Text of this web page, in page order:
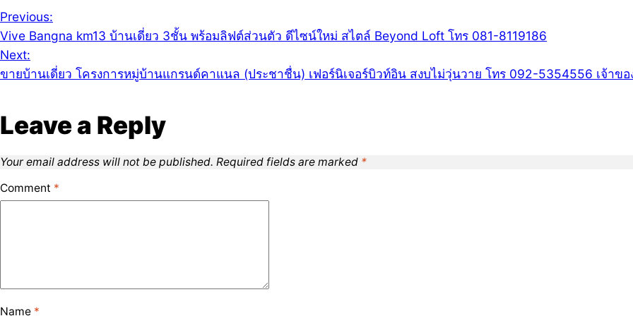
Previous:
Vive Bangna km13 บ้านเดี่ยว 3ชั้น พร้อมลิฟต์ส่วนตัว ดีไซน์ใหม่ สไตล์ Beyond Loft โทร 081-8119186
Next:
ขายบ้านเดี่ยว โครงการหมู่บ้านแกรนด์คาแนล (ประชาชื่น) เฟอร์นิเจอร์บิวท์อิน สงบไม่วุ่นวาย โทร 092-5354556 เจ้าขอ
Leave a Reply
Your email address will not be published. Required fields are marked *
Comment *
Name *